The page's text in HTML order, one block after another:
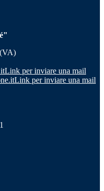
Link per inviare una mail
Link per inviare una mail